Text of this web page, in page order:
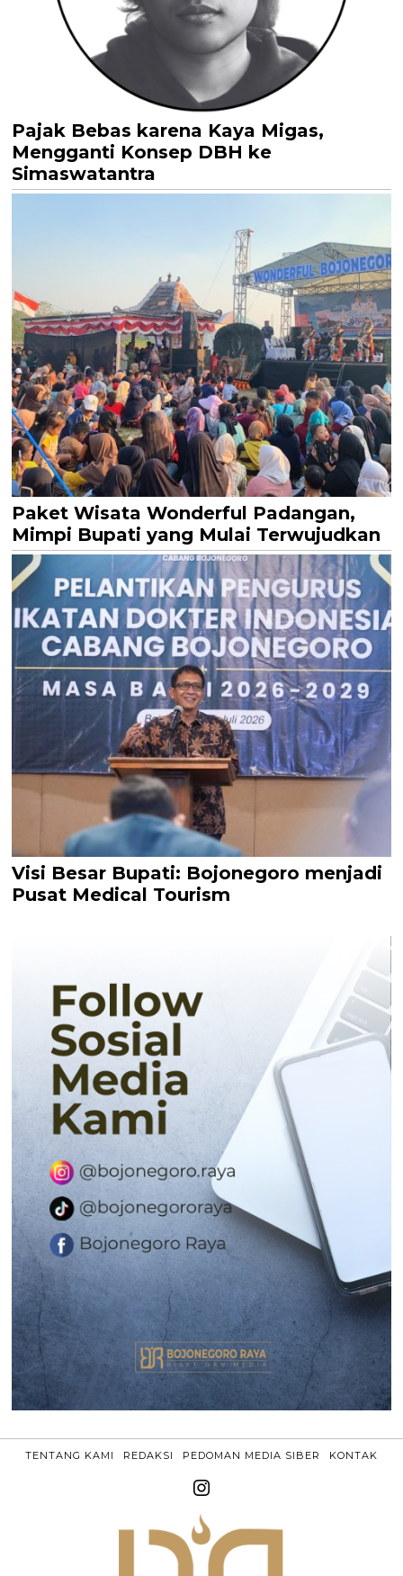
Pajak Bebas karena Kaya Migas,
Mengganti Konsep DBH ke
Simaswatantra
Paket Wisata Wonderful Padangan,
Mimpi Bupati yang Mulai Terwujudkan
Visi Besar Bupati: Bojonegoro menjadi
Pusat Medical Tourism
TENTANG KAMI REDAKSI PEDOMAN MEDIA SIBER KONTAK